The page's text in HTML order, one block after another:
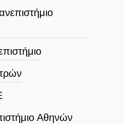
Αθηνών